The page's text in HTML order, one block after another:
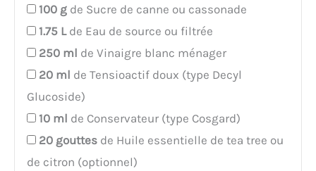
adapté aux cafetières de 8
solution pratique pour vos
besoins quotidiens en
100 g de Sucre de canne ou cassonade
1.75 Lde Eau de source ou filtrée
250 ml de Vinaigre blanc ménager
20 ml de Tensioactif doux (type Decyl
Glucoside)
10 ml de Conservateur (type Cosgard)
20 gouttes de Huile essentielle de tea tree ou
de citron (optionnel)